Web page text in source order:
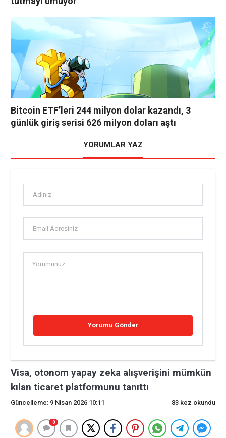
Bitcoin ETF’leri 244 milyon dolar kazandı, 3
günlük giriş serisi 626 milyon doları aştı
YORUMLAR YAZ
Visa, otonom yapay zeka alışverişini mümkün
kılan ticaret platformunu tanıttı
Güncelleme: 9 Nisan 2026 10:11 83 kez okundu
0